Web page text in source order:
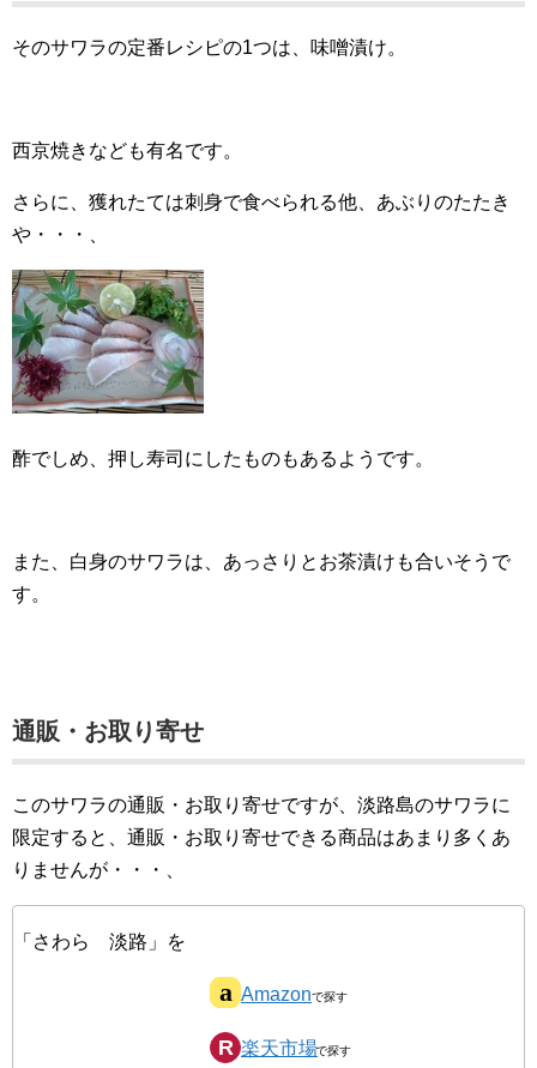
そのサワラの定番レシピの1つは、味噌漬け。
西京焼きなども有名です。
さらに、獲れたては刺身で食べられる他、あぶりのたたき
や・・・、
酢でしめ、押し寿司にしたものもあるようです。
また、白身のサワラは、あっさりとお茶漬けも合いそうで
す。
通販・お取り寄せ
このサワラの通販・お取り寄せですが、淡路島のサワラに
限定すると、通販・お取り寄せできる商品はあまり多くあ
りませんが・・・、
「さわら 淡路」を
Amazon
楽天市場